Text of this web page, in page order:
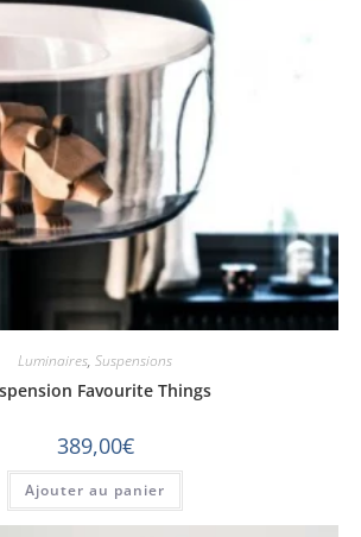
Luminaires, Suspensions
Favourite Things
389,00€
Ajouter au panier